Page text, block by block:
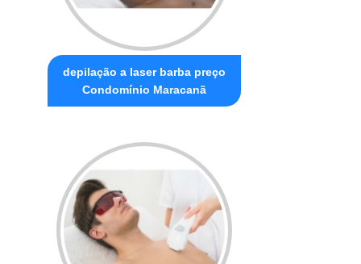
depilação a laser barba preço
Condomínio Maracanã